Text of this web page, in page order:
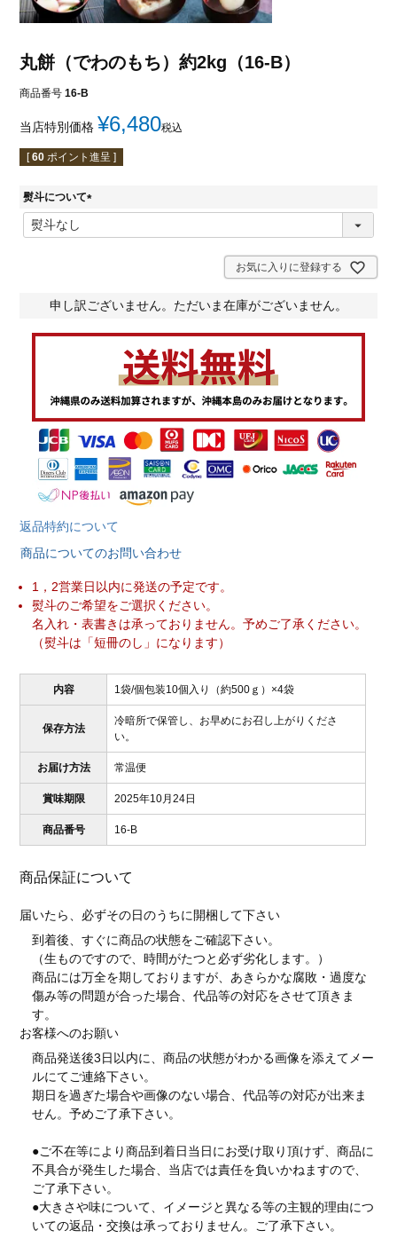
丸餅（でわのもち）約2kg（16-B）
商品番号 16-B
当店特別価格 ¥6,480税込
[ 60 ポイント進呈 ]
熨斗について
(
お気に入りに登録する
申し訳ございません。ただいま在庫がございません。
返品特約について
商品についてのお問い合わせ
1，2営業日以内に発送の予定です。
熨斗のご希望をご選択ください。
名入れ・表書きは承っておりません。予めご了承ください。
（熨斗は「短冊のし」になります）
内容 1袋/個包装10個入り（約500ｇ）×4袋
保存方法
冷暗所で保管し、お早めにお召し上がりくださ
い。
お届け方法 常温便
賞味期限 2025年10月24日
商品番号 16-B
商品保証について
届いたら、必ずその日のうちに開梱して下さい
到着後、すぐに商品の状態をご確認下さい。
（生ものですので、時間がたつと必ず劣化します。）
商品には万全を期しておりますが、あきらかな腐敗・過度な
傷み等の問題が合った場合、代品等の対応をさせて頂きま
す。
お客様へのお願い
商品発送後3日以内に、商品の状態がわかる画像を添えてメー
ルにてご連絡下さい。
期日を過ぎた場合や画像のない場合、代品等の対応が出来ま
せん。予めご了承下さい。
●ご不在等により商品到着日当日にお受け取り頂けず、商品に
不具合が発生した場合、当店では責任を負いかねますので、
ご了承下さい。
●大きさや味について、イメージと異なる等の主観的理由につ
いての返品・交換は承っておりません。ご了承下さい。